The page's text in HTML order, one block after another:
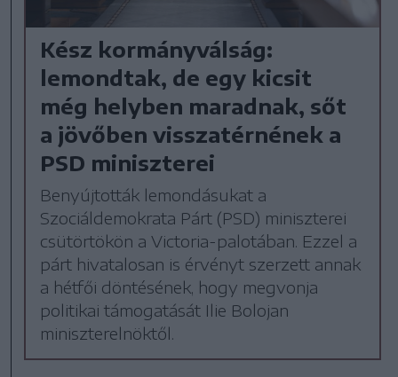
Kész kormányválság:
lemondtak, de egy kicsit
még helyben maradnak, sőt
a jövőben visszatérnének a
PSD miniszterei
Benyújtották lemondásukat a
Szociáldemokrata Párt (PSD) miniszterei
csütörtökön a Victoria-palotában. Ezzel a
párt hivatalosan is érvényt szerzett annak
a hétfői döntésének, hogy megvonja
politikai támogatását Ilie Bolojan
miniszterelnöktől.